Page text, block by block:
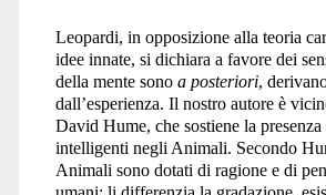
Leopardi, in opposizione alla teoria
idee innate, si dichiara a favore dei
della mente sono a posteriori,
dall’esperienza. Il nostro autore è
David Hume, che sostiene la
intelligenti negli Animali. Secondo
Animali sono dotati di ragione e di